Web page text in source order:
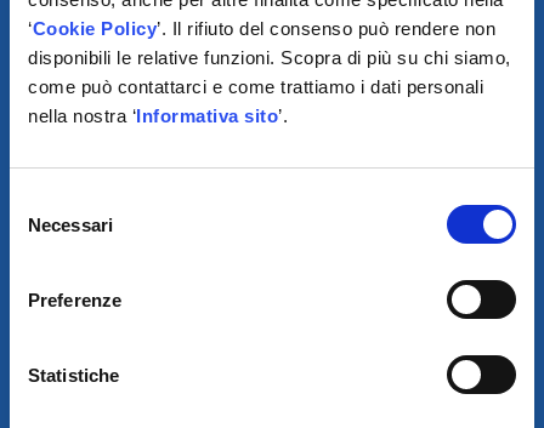
‘Cookie Policy’. Il rifiuto del consenso può rendere non
disponibili le relative funzioni. Scopra di più su chi siamo,
come può contattarci e come trattiamo i dati personali
nella nostra ‘Informativa sito’.
delNecessari
Preferenze
Statistiche
SOCIETÀ SOGGETTA A DIREZIONE E COORDINAMENTO DI